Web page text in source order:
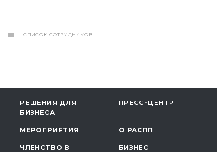
СПИСОК СОТРУДНИКОВ
РЕШЕНИЯ ДЛЯ
БИЗНЕСА
ПРЕСС-ЦЕНТР
МЕРОПРИЯТИЯ О РАСПП
ЧЛЕНСТВО В
БИЗНЕС